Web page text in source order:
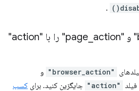
.
action" را با "action"
"browser_action" و
فیلد "action" جایگزین کنید. برای کسب